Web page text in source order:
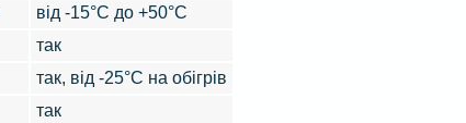
від -15°С до +50°С
так
так, від -25°C на обігрів
так